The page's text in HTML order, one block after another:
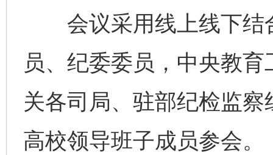
会议采用线上线下结
员、纪委委员，中央教
关各司局、驻部纪检监
高校领导班子成员参会。
完善运行机制助力责任有效落实